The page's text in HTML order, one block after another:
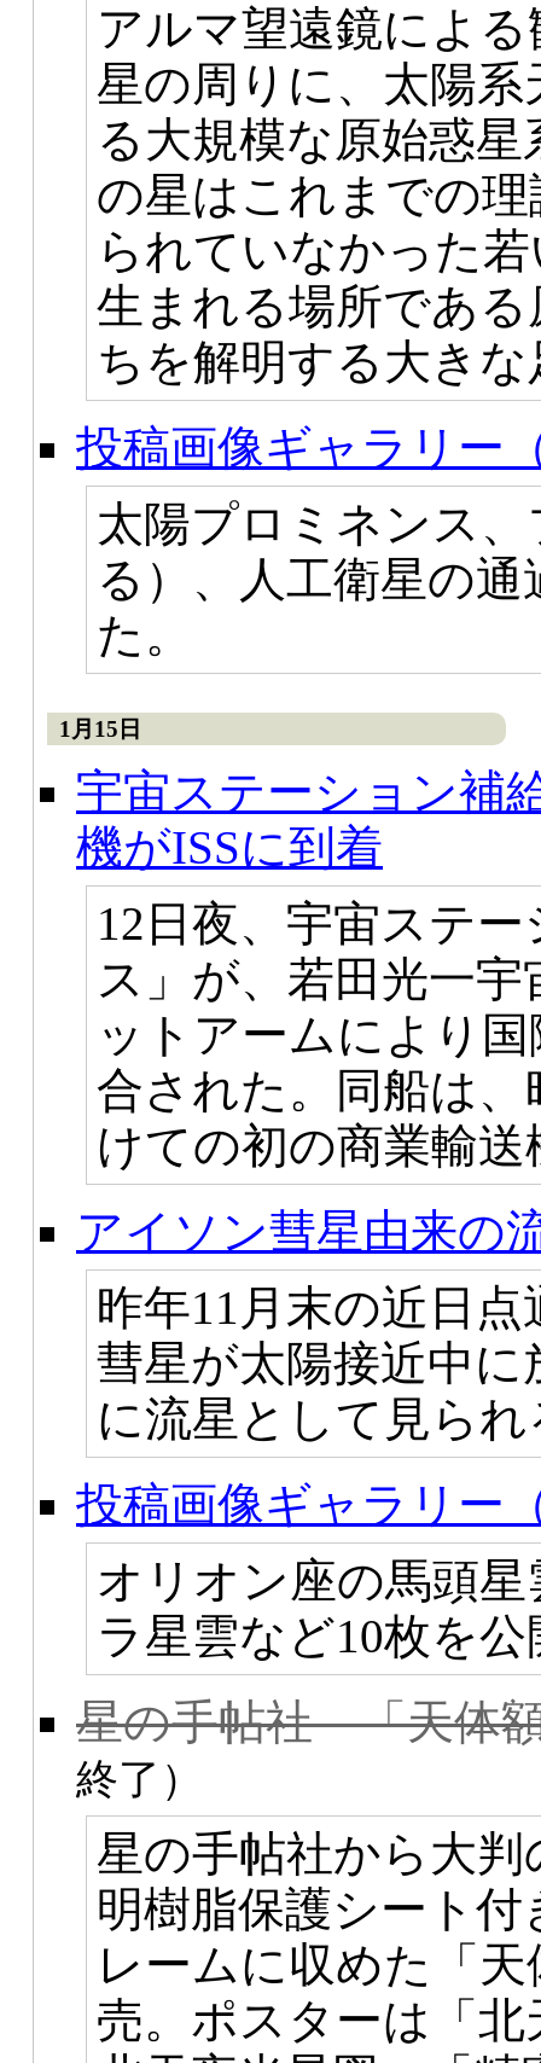
アルマ望遠鏡によ
星の周りに、太陽
る大規模な原始惑
の星はこれまでの
られていなかった
生まれる場所であ
ちを解明する大き
投稿画像ギャラリー
太陽プロミネンス
る）、人工衛星の
た。
1月15日
宇宙ステーション補
機がISSに到着
12日夜、宇宙ステ
ス」が、若田光一
ットアームにより
合された。同船は
けての初の商業輸
アイソン彗星由来の
昨年11月末の近日
彗星が太陽接近中
に流星として見ら
投稿画像ギャラリー
オリオン座の馬頭
ラ星雲など10枚を
星の手帖社 「天体
終了）
星の手帖社から大
明樹脂保護シート
レームに収めた「
売。ポスターは「